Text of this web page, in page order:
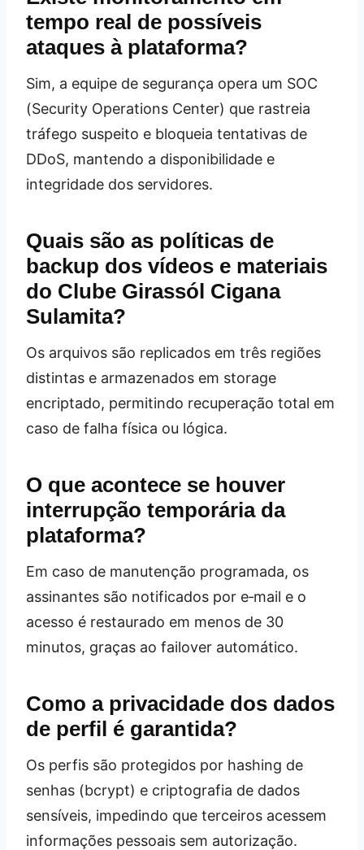
tempo real de possíveis
ataques à plataforma?
Sim, a equipe de segurança opera um SOC
(Security Operations Center) que rastreia
tráfego suspeito e bloqueia tentativas de
DDoS, mantendo a disponibilidade e
integridade dos servidores.
Quais são as políticas de
backup dos vídeos e materiais
do Clube Girassól Cigana
Sulamita?
Os arquivos são replicados em três regiões
distintas e armazenados em storage
encriptado, permitindo recuperação total em
caso de falha física ou lógica.
O que acontece se houver
interrupção temporária da
plataforma?
Em caso de manutenção programada, os
assinantes são notificados por e‑mail e o
acesso é restaurado em menos de 30
minutos, graças ao failover automático.
Como a privacidade dos dados
de perfil é garantida?
Os perfis são protegidos por hashing de
senhas (bcrypt) e criptografia de dados
sensíveis, impedindo que terceiros acessem
informações pessoais sem autorização.